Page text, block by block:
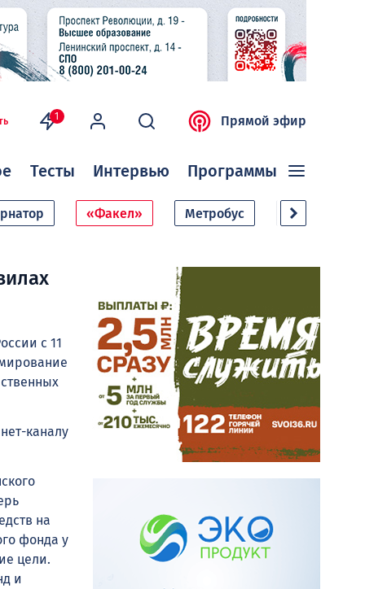
1 Прямой эфир
Тесты Интервью Программы
«Факел» Метробус Дачный
с 11
каналу
на
фонда у
цели.
и